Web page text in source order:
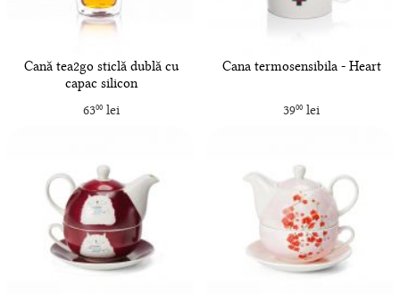
Cană tea2go sticlă dublă cu
capac silicon
6300lei
Cana termosensibila - Heart
3900lei